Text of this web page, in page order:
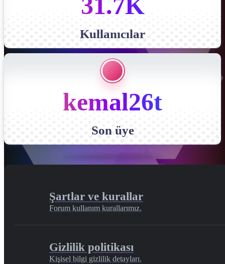
31.7K
Kullanıcılar
kemal26t
Son üye
Şartlar ve kurallar
Forum kullanım kurallarımız.
Gizlilik politikası
Kişisel bilgi gizlilik detayları.